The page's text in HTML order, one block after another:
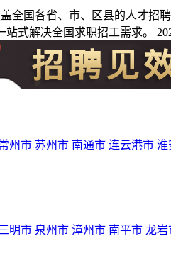
全国各省、市、区县的人才
式解决全国求职招工需求。
州市 苏州市 南通市 连云港市 淮
三明市 泉州市 漳州市 南平市 龙岩